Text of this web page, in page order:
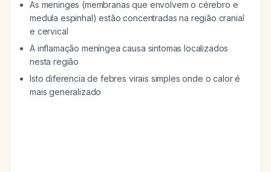
As meninges (membranas que envolvem o cérebro e
medula espinhal) estão concentradas na região cranial
e cervical
A inflamação meníngea causa sintomas localizados
nesta região
Isto diferencia de febres virais simples onde o calor é
mais generalizado